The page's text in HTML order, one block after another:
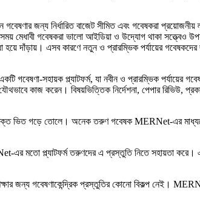
জন্য নির্ধারিত বাজেট সীমিত এবং গবেষকরা প্রয়োজনীয়
মেধাবী গবেষকরা ভালো আইডিয়া ও উদ্যোগ থাকা সত্ত্বেও
হয়ে দাঁড়ায়। এসব কারণে নতুন ও প্রারম্ভিক পর্যায়ের
সহায়ক প্ল্যাটফর্ম, যা নবীন ও প্রারম্ভিক পর্যায়ের
কাজ করেন। বিষয়ভিত্তিক নির্দেশনা, পেপার রিভিউ,
ভিত গড়ে তোলে। অনেক তরুণ গবেষক MERNet-এর
মতো প্ল্যাটফর্ম তরুণদের এ প্রস্তুতি নিতে সহায়তা করে।
জন্য গবেষণাকেন্দ্রিক প্রস্তুতির কোনো বিকল্প নেই।